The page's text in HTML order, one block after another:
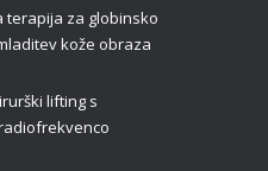
terapija za globinsko
kože obraza
lifting s